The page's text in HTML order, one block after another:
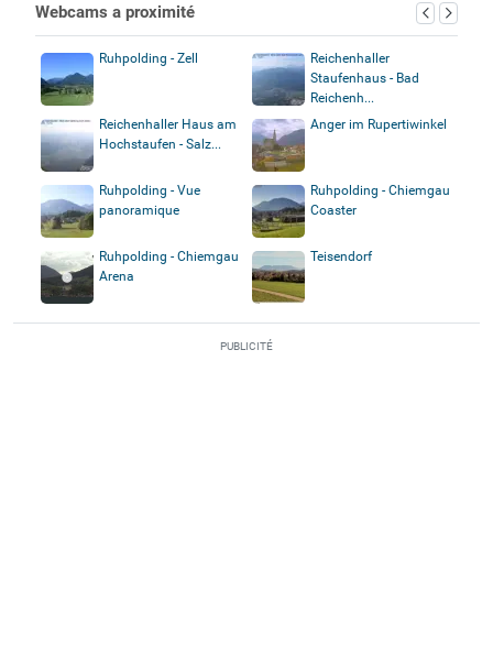
Webcams a proximité
Ruhpolding - Zell
Reichenhaller
Staufenhaus - Bad
Reichenh...
Reichenhaller Haus am
Hochstaufen - Salz...
Anger im Rupertiwinkel
Ruhpolding - Vue
panoramique
Ruhpolding - Chiemgau
Coaster
Ruhpolding - Chiemgau
Arena
Teisendorf
PUBLICITÉ